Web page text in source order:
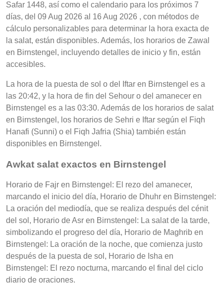
Safar 1448, así como el calendario para los próximos 7
días, del 09 Aug 2026 al 16 Aug 2026 , con métodos de
cálculo personalizables para determinar la hora exacta de
la salat, están disponibles. Además, los horarios de Zawal
en Birnstengel, incluyendo detalles de inicio y fin, están
accesibles.
La hora de la puesta de sol o del Iftar en Birnstengel es a
las 20:42, y la hora de fin del Sehour o del amanecer en
Birnstengel es a las 03:30. Además de los horarios de salat
en Birnstengel, los horarios de Sehri e Iftar según el Fiqh
Hanafi (Sunni) o el Fiqh Jafria (Shia) también están
disponibles en Birnstengel.
Awkat salat exactos en Birnstengel
Horario de Fajr en Birnstengel: El rezo del amanecer,
marcando el inicio del día, Horario de Dhuhr en Birnstengel:
La oración del mediodía, que se realiza después del cénit
del sol, Horario de Asr en Birnstengel: La salat de la tarde,
simbolizando el progreso del día, Horario de Maghrib en
Birnstengel: La oración de la noche, que comienza justo
después de la puesta de sol, Horario de Isha en
Birnstengel: El rezo nocturna, marcando el final del ciclo
diario de oraciones.